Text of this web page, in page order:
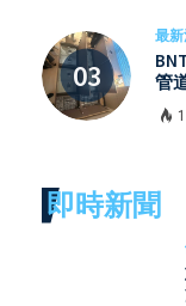
最
管
即時新聞